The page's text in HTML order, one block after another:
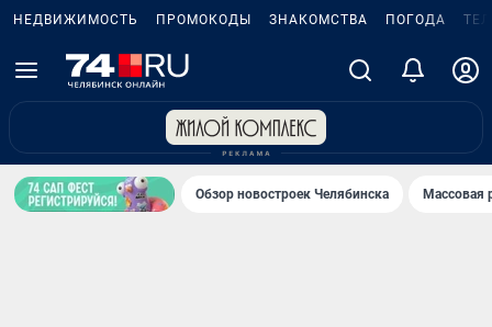
НЕДВИЖИМОСТЬ ПРОМОКОДЫ ЗНАКОМСТВА ПОГОДА
Обзор новостроек Челябинска Массовая